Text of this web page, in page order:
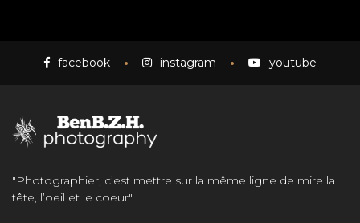
facebook instagram youtube
"Photographier, c’est mettre sur la même ligne de mire la
tête, l’oeil et le coeur"